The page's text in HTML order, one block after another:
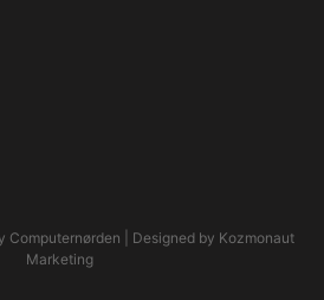
Computernørden | Designed by Kozmonaut
Marketing